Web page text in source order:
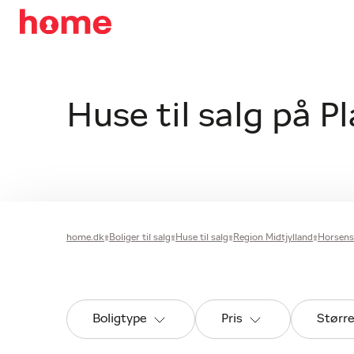
Huse til salg på
home.dk Boliger til salg Huse til salg Region Midtjylland
Boligtype Pris